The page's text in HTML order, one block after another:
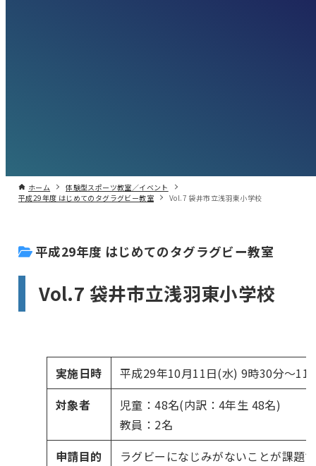
ホーム
体験型スポーツ教室／イベント
平成29年度 はじめてのタグラグビー教室
Vol.7 袋井市立浅羽東小学校
平成29年度 はじめてのタグラグビー教室
Vol.7 袋井市立浅羽東小学校
実施日時
平成29年10月11日(水) 9時30分〜11
対象者
児童：48名(内訳：4年生 48名)
教員：2名
申請目的
ラグビーになじみがないことが課題